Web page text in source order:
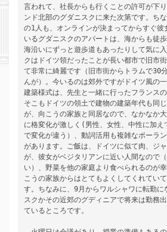
言われて、社長からも行くことの許可が下
ンド北部のグダニスクに来た次第です。ち
の1人も、オンラインが決まってからすぐ彼
いるグダニスクのアパートは、海からも徒
海沿いにずっと遊歩道もあったりして気に
クはドイツ領だったことが長い都市で旧市
て非常に綺麗です（旧市街からトラムで30
んが）。今いるのは郊外ですがドイツ風の
建築様式は、先生と一緒に行ったフランス
そこもドイツの領土で建物の建築年代も同
が、向こうの家族と同居なので、なかなか
に格変化が激しく(男性、女性、中性に加え
で変化が違う）、動詞活用も複雑なポーラ
があります。ご飯は、ドイツに似て肉、ジ
が、彼女がベジタリアンに近い人間なので
い）、野菜を他の家庭より食べられるのが
こうの家族からはとてもよくしてくれてい
す。ちなみに、9月からワルシャワに転勤に
スクかその近郊のグディニアで将来は勤務
ているところです。